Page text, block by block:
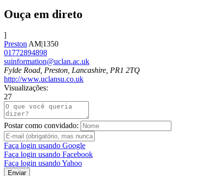
Ouça em direto
]
Preston AM|1350
01772894898
suinformation@uclan.ac.uk
Fylde Road, Preston, Lancashire, PR1 2TQ
http://www.uclansu.co.uk
Visualizações:
27
Postar como convidado:
Faça login usando Google
Faça login usando Facebook
Faça login usando Yahoo
Enviar